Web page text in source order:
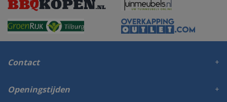
Contact
Openingstijden